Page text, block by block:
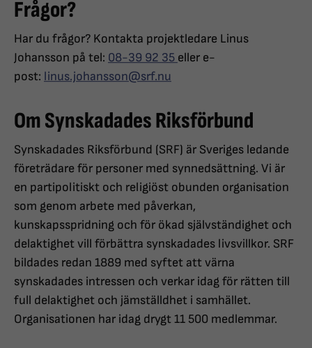
Frågor?
Har du frågor? Kontakta projektledare Linus
Johansson på tel: 08-39 92 35 eller e-
post: linus.johansson@srf.nu
Om Synskadades Riksförbund
Synskadades Riksförbund (SRF) är Sveriges ledande
företrädare för personer med synnedsättning. Vi är
en partipolitiskt och religiöst obunden organisation
som genom arbete med påverkan,
kunskapsspridning och för ökad självständighet och
delaktighet vill förbättra synskadades livsvillkor. SRF
bildades redan 1889 med syftet att värna
synskadades intressen och verkar idag för rätten till
full delaktighet och jämställdhet i samhället.
Organisationen har idag drygt 11 500 medlemmar.